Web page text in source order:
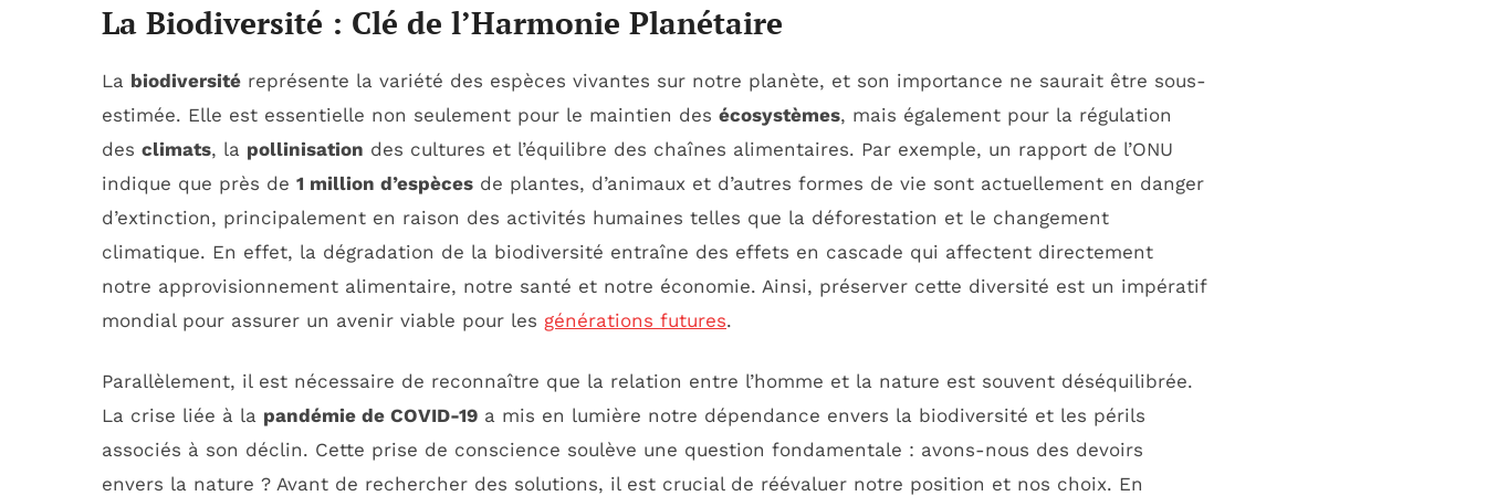
La Biodiversité : Clé de l’Harmonie Planétaire
La biodiversité représente la variété des espèces vivantes sur notre planète, et son importance ne saurait être sous-
estimée. Elle est essentielle non seulement pour le maintien des écosystèmes, mais également pour la régulation
des climats, la pollinisation des cultures et l’équilibre des chaînes alimentaires. Par exemple, un rapport de l’ONU
indique que près de 1 million d’espèces de plantes, d’animaux et d’autres formes de vie sont actuellement en danger
d’extinction, principalement en raison des activités humaines telles que la déforestation et le changement
climatique. En effet, la dégradation de la biodiversité entraîne des effets en cascade qui affectent directement
notre approvisionnement alimentaire, notre santé et notre économie. Ainsi, préserver cette diversité est un impératif
mondial pour assurer un avenir viable pour les générations futures.
Parallèlement, il est nécessaire de reconnaître que la relation entre l’homme et la nature est souvent déséquilibrée.
La crise liée à la pandémie de COVID-19 a mis en lumière notre dépendance envers la biodiversité et les périls
associés à son déclin. Cette prise de conscience soulève une question fondamentale : avons-nous des devoirs
envers la nature ? Avant de rechercher des solutions, il est crucial de réévaluer notre position et nos choix. En